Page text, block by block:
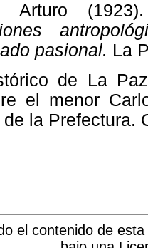
Arturo
pasional. La
de La
el menor
de la
el contenido de